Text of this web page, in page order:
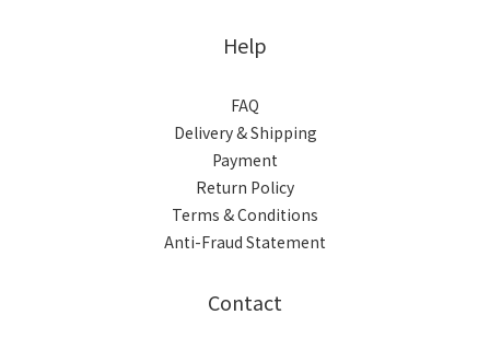
Help
FAQ
Delivery & Shipping
Payment
Return Policy
Terms & Conditions
Anti-Fraud Statement
Contact